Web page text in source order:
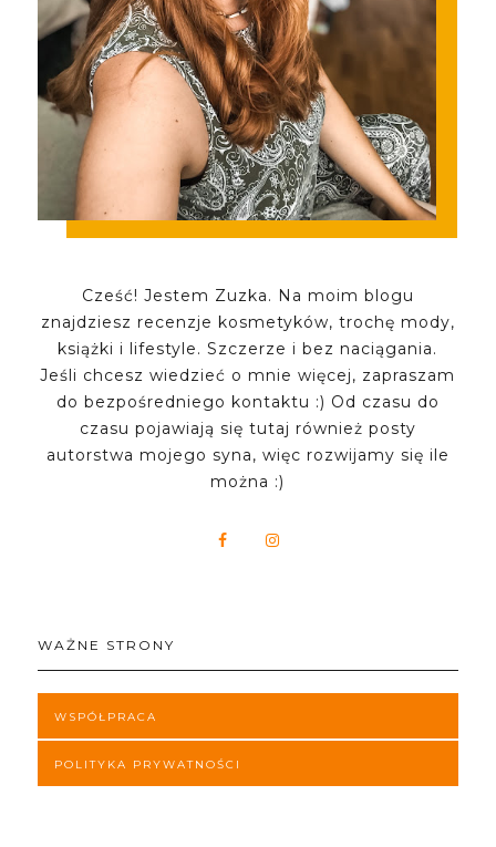
Cześć! Jestem Zuzka. Na moim blogu
znajdziesz recenzje kosmetyków, trochę mody,
książki i lifestyle. Szczerze i bez naciągania.
Jeśli chcesz wiedzieć o mnie więcej, zapraszam
do bezpośredniego kontaktu :) Od czasu do
czasu pojawiają się tutaj również posty
autorstwa mojego syna, więc rozwijamy się ile
można :)
WAŻNE STRONY
WSPÓŁPRACA
POLITYKA PRYWATNOŚCI